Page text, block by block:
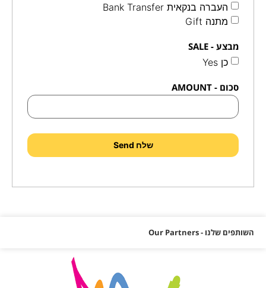
העברה בנקאית Bank Transfer
מתנה Gift
מבצע - SALE
כן Yes
סכום - AMOUNT
שלח Send
השותפים שלנו - Our Partners